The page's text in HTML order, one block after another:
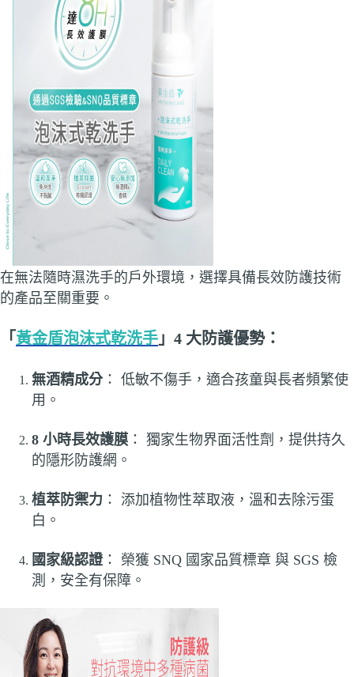
在無法隨時濕洗手的戶外環境，選擇具備長效防護技術
的產品至關重要。
「 黃金盾泡沫式乾洗手」4 大防護優勢：
無酒精成分： 低敏不傷手，適合孩童與長者頻繁使
用。
8 小時長效護膜 ： 獨家生物界面活性劑，提供持久
的隱形防護網。
植萃防禦力 ： 添加植物性萃取液，溫和去除污蛋
白。
國家級認證： 榮獲 SNQ 國家品質標章 與 SGS 檢
測，安全有保障。